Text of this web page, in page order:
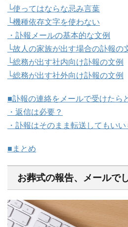
└使ってはならな忌み言葉
└機種依存文字を使わない
・訃報メールの基本的な文例
└故人の家族が出す場合の訃報の
└総務が出す社内向け訃報の文例
└総務が出す社外向け訃報の文例
■訃報の連絡をメールで受けたら
・返信は必要？
・訃報はそのまま転送してもいい
■まとめ
お葬式の報告、メールで